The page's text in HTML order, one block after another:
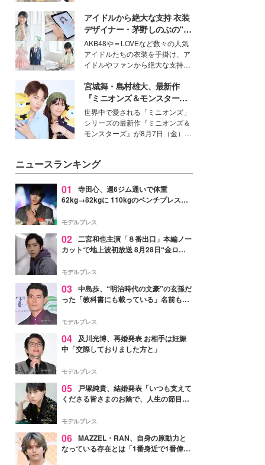
ションの完成度を高めるベースと
して、“髪そのものの美しさ”に改
めて注目する人が増えている様
子。今回は、そんな憧れの艶やか
な髪を日常で叶える、美容好きの
女性たちのヘアケア事情を紹介し
ます。
アイドルから絶大な支持 衣装
デザイナー・茅野しのぶの“可
愛い”を作る美学＜「シチズン
クロスシー」インタビュー＞
AKB48や＝LOVEなど数々の人気
アイドルたちの衣装を手掛け、ア
イドルやファンから絶大な支持を
取締役兼クリエイティブディレク
ター・茅野しのぶ。一人ひとりの
個性に寄り添い、魅力を引き出す
衣装作りは、多くの女性たちに勇
気と自信を与え続けている。
宮城舞・島村雄大、最新作
『ミニオンズ＆モンスター
ズ』の魅力熱弁 ハチャメチャ
だけじゃない“友情と絆”に感
動
世界中で愛される「ミニオンズ」
シリーズの最新作『ミニオンズ＆
モンスターズ』が8月7日（金）に
デルの宮城舞と島村雄大の特別対
談をお届け！それぞれの視点か
ら、今作ならではの魅力や予想外
の感動をもたらす奥深いストーリ
た。
ニュースランキング
01
寺田心、週6ジム通いで体重
62kg→82kgに 110kgのベンチプレス持
「かっこいい」と反響
モデルプレス
02 二宮和也主演「８番出口」本編ノー
カットで地上波初放送 8月28日“金ロ
モデルプレス
03 中島歩、“明治時代の文豪”の玄孫だ
った「教科書にも載っている」名前も先
モデルプレス
04 及川光博、再婚発表 お相手は妊娠
中「交際しておりました方と」
モデルプレス
05
戸塚純貴、結婚発表「いつも支えて
くださる皆さまのお陰で、人生の節目を
す」【全文】
モデルプレス
06 MAZZEL・RAN、自身の原動力と
なっている存在とは「1番身近で1番偉大